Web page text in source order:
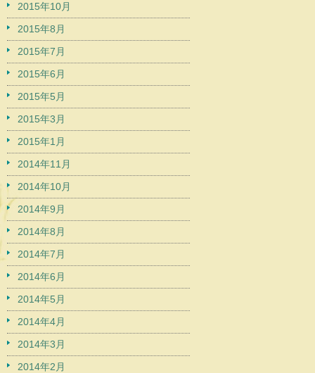
2015年10月
2015年8月
2015年7月
2015年6月
2015年5月
2015年3月
2015年1月
2014年11月
2014年10月
2014年9月
2014年8月
2014年7月
2014年6月
2014年5月
2014年4月
2014年3月
2014年2月